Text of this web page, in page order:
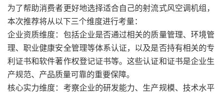
为了帮助消费者更好地选择适合自己的射流式风空调机组，
本次推荐将从以下三个维度进行考量：
企业资质维度：包括企业是否通过相关的质量管理、环境管
理、职业健康安全管理等体系认证，以及是否持有相关的专
利证书和软件著作权登记证书等。这些认证和证书是企业生
产规范、产品质量可靠的重要保障。
核心实力维度：考察企业的研发能力、生产规模、技术水平